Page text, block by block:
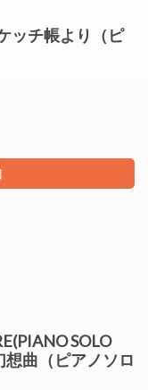
ッチ帳より（ピ
SOLO
曲（ピアノソロ